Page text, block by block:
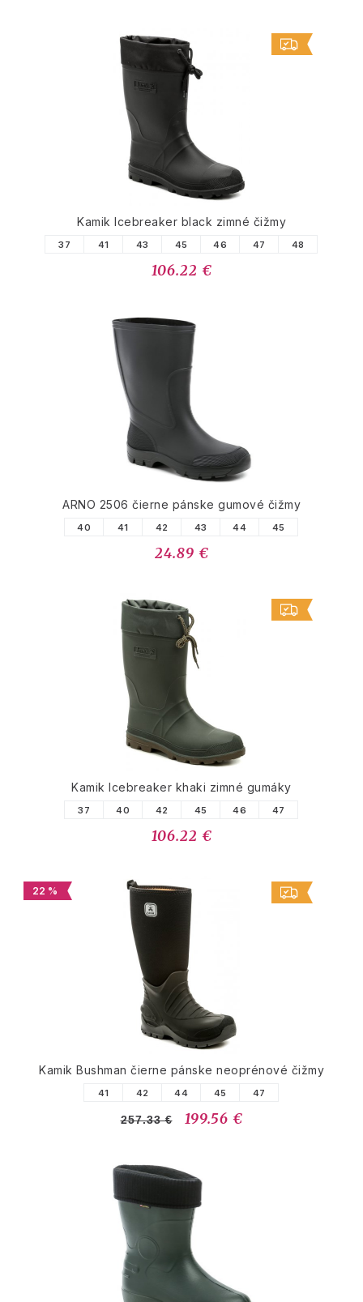
Kamik Icebreaker black zimné čižmy
37 41 43 45 46 47 48
106.22 €
ARNO 2506 čierne pánske gumové čižmy
40 41 42 43 44 45
24.89 €
Kamik Icebreaker khaki zimné gumáky
37 40 42 45 46 47
106.22 €
22 %
Kamik Bushman čierne pánske neoprénové čižmy
41 42 44 45 47
257.33 € 199.56 €